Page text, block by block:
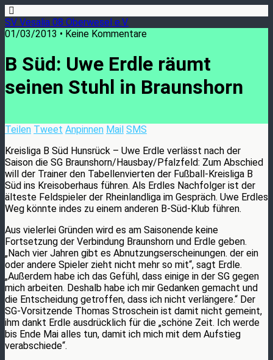
SV Vesalia 08 Oberwesel e.V.
01/03/2013 • Keine Kommentare
B Süd: Uwe Erdle räumt
seinen Stuhl in Braunshorn
Teilen Tweet Anpinnen Mail SMS
Kreisliga B Süd Hunsrück – Uwe Erdle verlässt nach der
Saison die SG Braunshorn/Hausbay/Pfalzfeld: Zum Abschied
will der Trainer den Tabellenvierten der Fußball-Kreisliga B
Süd ins Kreisoberhaus führen. Als Erdles Nachfolger ist der
älteste Feldspieler der Rheinlandliga im Gespräch. Uwe Erdles
Weg könnte indes zu einem anderen B-Süd-Klub führen.
Aus vielerlei Gründen wird es am Saisonende keine
Fortsetzung der Verbindung Braunshorn und Erdle geben.
„Nach vier Jahren gibt es Abnutzungserscheinungen. der ein
oder andere Spieler zieht nicht mehr so mit“, sagt Erdle.
„Außerdem habe ich das Gefühl, dass einige in der SG gegen
mich arbeiten. Deshalb habe ich mir Gedanken gemacht und
die Entscheidung getroffen, dass ich nicht verlängere.“ Der
SG-Vorsitzende Thomas Stroschein ist damit nicht gemeint,
ihm dankt Erdle ausdrücklich für die „schöne Zeit. Ich werde
bis Ende Mai alles tun, damit ich mich mit dem Aufstieg
verabschiede“.